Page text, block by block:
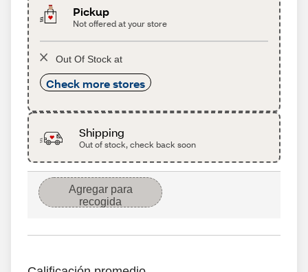
Pickup
Not offered at your store
Out Of Stock at
Check more stores
Shipping
Out of stock, check back soon
Agregar para
recogida